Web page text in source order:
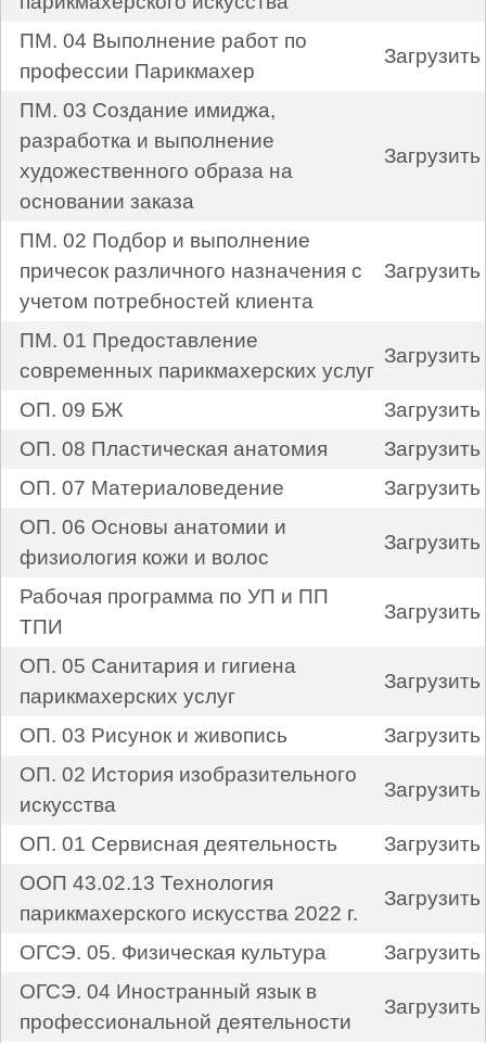
ПМ. 04 Выполнение работ по
профессии Парикмахер
Загрузить
ПМ. 03 Создание имиджа,
разработка и выполнение
художественного образа на
основании заказа
Загрузить
ПМ. 02 Подбор и выполнение
причесок различного назначения с
учетом потребностей клиента
Загрузить
ПМ. 01 Предоставление
современных парикмахерских услуг
Загрузить
ОП. 09 БЖ
Загрузить
ОП. 08 Пластическая анатомия
Загрузить
ОП. 07 Материаловедение
Загрузить
ОП. 06 Основы анатомии и
физиология кожи и волос
Загрузить
Рабочая программа по УП и ПП
ТПИ
Загрузить
ОП. 05 Санитария и гигиена
парикмахерских услуг
Загрузить
ОП. 03 Рисунок и живопись
Загрузить
ОП. 02 История изобразительного
искусства
Загрузить
ОП. 01 Сервисная деятельность
Загрузить
ООП 43.02.13 Технология
парикмахерского искусства 2022 г.
Загрузить
ОГСЭ. 05. Физическая культура
Загрузить
ОГСЭ. 04 Иностранный язык в
профессиональной деятельности
Загрузить